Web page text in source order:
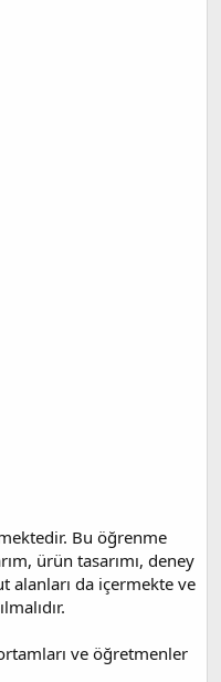
Bu öğrenme
ürün tasarımı, deney
alanları da içermekte ve
ve öğretmenler